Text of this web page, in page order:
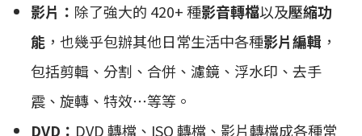
影片： 除了強大的 420+ 種影音轉檔以及壓縮功
能 ，也幾乎包辦其他日常生活中各種影片編輯 ，
包括剪輯、分割、合併、濾鏡、浮水印、去手
震、旋轉、特效⋯等等。
DVD： DVD 轉檔、ISO 轉檔、影片轉檔成各種常